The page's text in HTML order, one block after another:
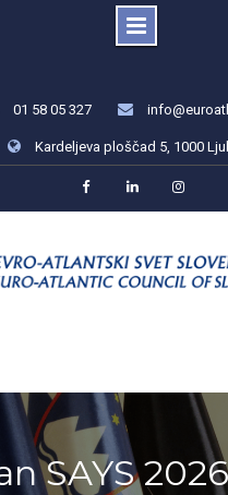
01 58 05 327
Kardeljeva ploščad 5, 1000
FacebookLinkedIn
SAYS 2026